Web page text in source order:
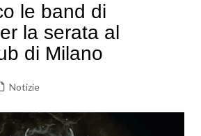
le band di
la serata al
di Milano
Notizie